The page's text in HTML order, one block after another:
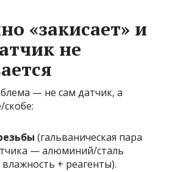
«закисает» и
не
— не сам датчик, а
скобе:
(гальваническая пара
— алюминий/сталь
+ реагенты).